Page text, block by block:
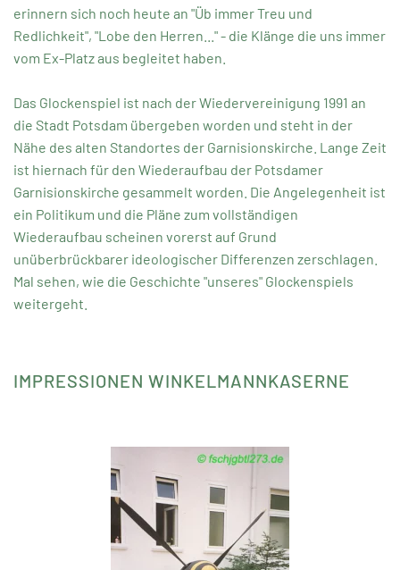
erinnern sich noch heute an "Üb immer Treu und
Redlichkeit", "Lobe den Herren..." - die Klänge die uns immer
vom Ex-Platz aus begleitet haben.
Das Glockenspiel ist nach der Wiedervereinigung 1991 an
die Stadt Potsdam übergeben worden und steht in der
Nähe des alten Standortes der Garnisionskirche. Lange Zeit
ist hiernach für den Wiederaufbau der Potsdamer
Garnisionskirche gesammelt worden. Die Angelegenheit ist
ein Politikum und die Pläne zum vollständigen
Wiederaufbau scheinen vorerst auf Grund
unüberbrückbarer ideologischer Differenzen zerschlagen.
Mal sehen, wie die Geschichte "unseres" Glockenspiels
weitergeht.
IMPRESSIONEN WINKELMANNKASERNE